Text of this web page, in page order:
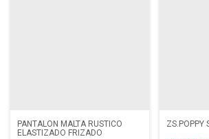
PANTALON MALTA RUSTICO
ELASTIZADO FRIZADO
ZS.POPPY